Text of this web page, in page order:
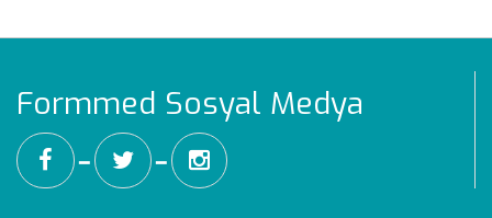
Formmed Sosyal Medya
━ ━